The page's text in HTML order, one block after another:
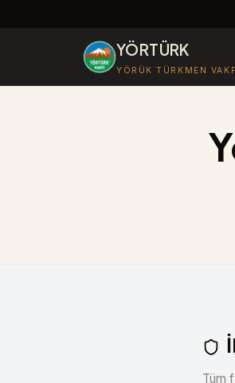
YÖRTÜRK
YÖRÜK TÜRKMEN
Tüm